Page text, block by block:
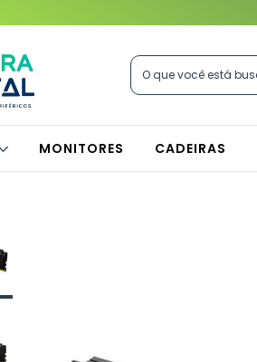
MONITORES CADEIRAS